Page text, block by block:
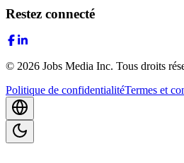
Restez connecté
© 2026 Jobs Media Inc. Tous droits
Politique de confidentialitéTermes et